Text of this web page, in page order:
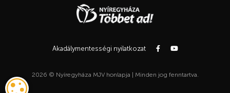
Akadálymentességi nyilatkozat
2026 © Nyíregyháza MJV honlapja | Minden jog fenntartva.